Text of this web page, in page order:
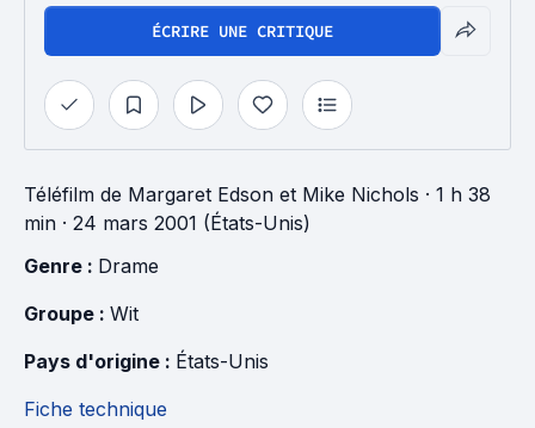
ÉCRIRE UNE CRITIQUE
Téléfilm de Margaret Edson et Mike Nichols · 1 h 38
min · 24 mars 2001 (États-Unis)
Genre : Drame
Groupe : Wit
Pays d'origine : États-Unis
Fiche technique